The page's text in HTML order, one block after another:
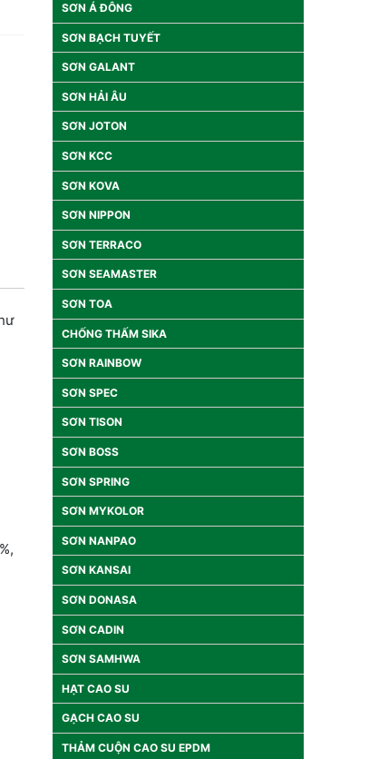
SƠN Á ĐÔNG
SƠN BẠCH TUYẾT
SƠN GALANT
SƠN HẢI ÂU
SƠN JOTON
SƠN KCC
SƠN KOVA
SƠN NIPPON
SƠN TERRACO
SƠN SEAMASTER
SƠN TOA
CHỐNG THẤM SIKA
SƠN RAINBOW
SƠN SPEC
SƠN TISON
SƠN BOSS
SƠN SPRING
SƠN MYKOLOR
SƠN NANPAO
SƠN KANSAI
SƠN DONASA
SƠN CADIN
SƠN SAMHWA
HẠT CAO SU
GẠCH CAO SU
THẢM CUỘN CAO SU EPDM